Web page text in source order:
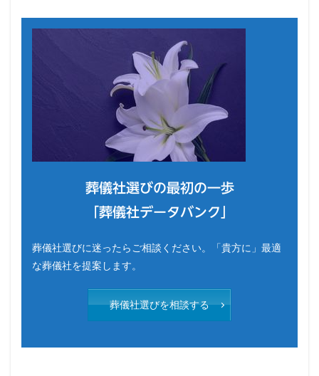
葬儀社選びの最初の一歩
「葬儀社データバンク」
葬儀社選びに迷ったらご相談ください。「貴方に」最適
な葬儀社を提案します。
葬儀社選びを相談する